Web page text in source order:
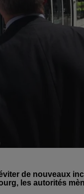
de nouveaux
les autorités